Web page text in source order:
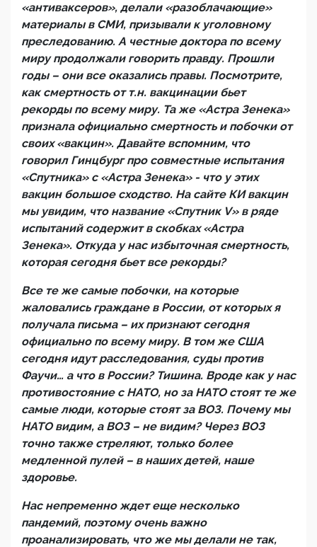
«антиваксеров», делали «разоблачающие»
материалы в СМИ, призывали к уголовному
преследованию. А честные доктора по всему
миру продолжали говорить правду. Прошли
годы – они все оказались правы. Посмотрите,
как смертность от т.н. вакцинации бьет
рекорды по всему миру. Та же «Астра Зенека»
признала официально смертность и побочки от
своих «вакцин». Давайте вспомним, что
говорил Гинцбург про совместные испытания
«Спутника» с «Астра Зенека» - что у этих
вакцин большое сходство. На сайте КИ вакцин
мы увидим, что название «Спутник V» в ряде
испытаний содержит в скобках «Астра
Зенека». Откуда у нас избыточная смертность,
которая сегодня бьет все рекорды?
Все те же самые побочки, на которые
жаловались граждане в России, от которых я
получала письма – их признают сегодня
официально по всему миру. В том же США
сегодня идут расследования, суды против
Фаучи… а что в России? Тишина. Вроде как у нас
противостояние с НАТО, но за НАТО стоят те же
самые люди, которые стоят за ВОЗ. Почему мы
НАТО видим, а ВОЗ – не видим? Через ВОЗ
точно также стреляют, только более
медленной пулей – в наших детей, наше
здоровье.
Нас непременно ждет еще несколько
пандемий, поэтому очень важно
проанализировать, что же мы делали не так,